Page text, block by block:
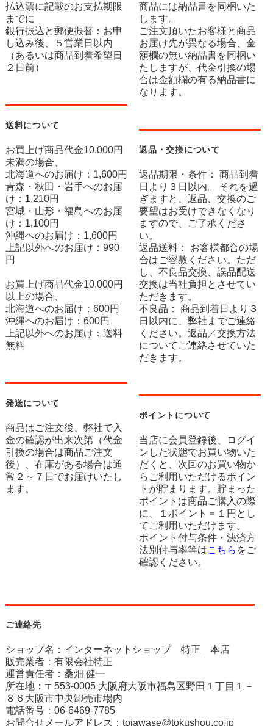
払込票に記載のお支払期限
までに
銀行振込と郵便振替：お申
し込み後、５営業日以内
（あるいは商品到着希望日
２日前）
送料について
お買上げ商品代金10,000円
未満の場合、
北海道へのお届け：1,600円
青森・秋田・岩手へのお届
け：1,210円
宮城・山形・福島へのお届
け：1,100円
沖縄へのお届け：1,600円
上記以外へのお届け：990
円
お買上げ商品代金10,000円
以上の場合、
北海道へのお届け：600円
沖縄へのお届け：600円
上記以外へのお届け：送料
無料
発送について
商品はご注文後、弊社で入
金の確認が出来次第（代金
引換の場合は商品ご注文
後）、在庫がある場合は通
常２～７日でお届けいたし
ます。
商品には納品書を同梱いた
します。
ご注文頂いたお客様と商品
お届け先が異なる場合、金
額欄の無い納品書を同梱い
たしますが、代金引換の場
合は金額欄の有る納品書に
なります。
返品・交換について
返品期限・条件： 商品到着
日より３日以内。 それを過
ぎますと、返品、交換のご
要望はお受けできなくなり
ますので、ご了承くださ
い。
返品送料： お客様都合の場
合はご容赦ください。ただ
し、不良品交換、誤品配送
交換は当社負担とさせてい
ただきます。
不良品： 商品到着日より３
日以内に、弊社までご連絡
ください。返品／交換方法
についてご連絡させていた
だきます。
ポイントについて
当店に会員登録後、ログイ
ンした状態でお買い物いた
だくと、次回のお買い物か
らご利用いただけるポイン
トが貯まります。貯まった
ポイントは商品ご購入の際
に、１ポイント＝１円とし
てご利用いただけます。
ポイント付与条件・決済方
法別付与率等はこちら をご
確認ください。
ご連絡先
ショップ名：インターネットショップ 特正 本店
販売業者：有限会社特正
運営責任者：桑畑 健一
所在地：〒553-0005 大阪府大阪市福島区野田１丁目１－
８６大阪市中央卸売市場内
電話番号：06-6469-7785
お問合せメールアドレス： toiawase@tokushou.co.jp